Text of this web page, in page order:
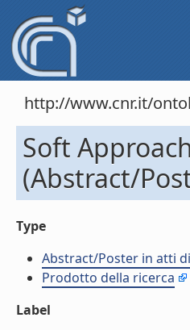
http://www.cnr.it/
Soft
(Abstract/
Type
Abstract/Poster in atti
Prodotto della ricerca
Label